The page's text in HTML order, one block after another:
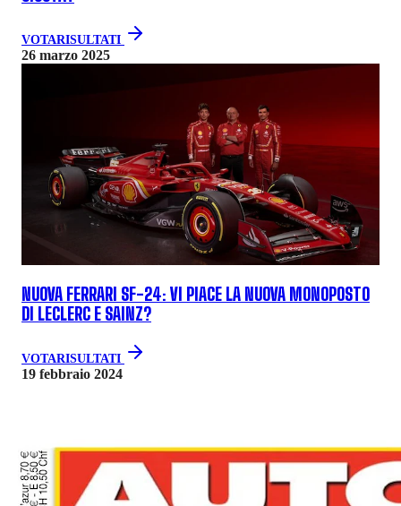
VOTARISULTATI
26 marzo 2025
NUOVA FERRARI SF-24: VI PIACE LA NUOVA MONOPOSTO
DI LECLERC E SAINZ?
VOTARISULTATI
19 febbraio 2024